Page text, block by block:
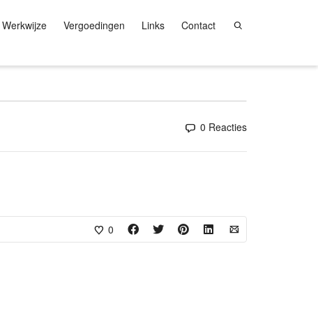
Werkwijze Vergoedingen Links Contact
0 Reacties
0